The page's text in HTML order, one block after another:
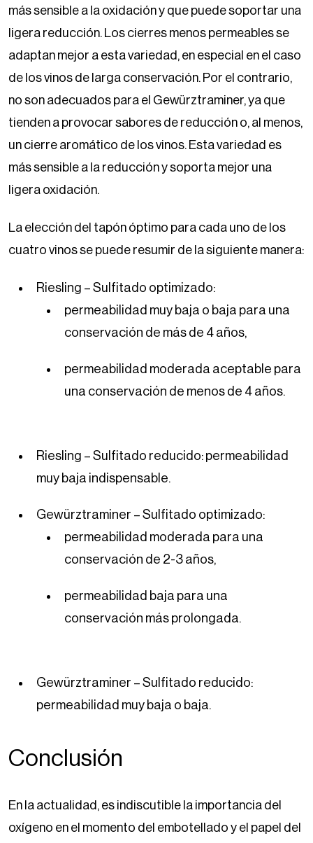
más sensible a la oxidación y que puede soportar una
ligera reducción. Los cierres menos permeables se
adaptan mejor a esta variedad, en especial en el caso
de los vinos de larga conservación. Por el contrario,
no son adecuados para el Gewürztraminer, ya que
tienden a provocar sabores de reducción o, al menos,
un cierre aromático de los vinos. Esta variedad es
más sensible a la reducción y soporta mejor una
ligera oxidación.
La elección del tapón óptimo para cada uno de los
cuatro vinos se puede resumir de la siguiente manera:
Riesling – Sulfitado optimizado:
permeabilidad muy baja o baja para una
conservación de más de 4 años,
permeabilidad moderada aceptable para
una conservación de menos de 4 años.
Riesling – Sulfitado reducido: permeabilidad
muy baja indispensable.
Gewürztraminer – Sulfitado optimizado:
permeabilidad moderada para una
conservación de 2-3 años,
permeabilidad baja para una
conservación más prolongada.
Gewürztraminer – Sulfitado reducido:
permeabilidad muy baja o baja.
Conclusión
En la actualidad, es indiscutible la importancia del
oxígeno en el momento del embotellado y el papel del